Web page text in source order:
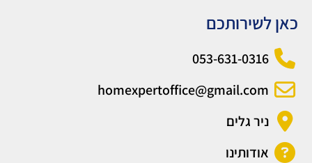
כאן לשירותכם
053-631-0316
homexpertoffice@gmail.com
ניר גלים
אודותינו